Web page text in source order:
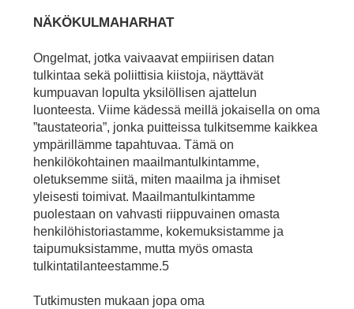
NÄKÖKULMAHARHAT
Ongelmat, jotka vaivaavat empiirisen datan
tulkintaa sekä poliittisia kiistoja, näyttävät
kumpuavan lopulta yksilöllisen ajattelun
luonteesta. Viime kädessä meillä jokaisella on oma
”taustateoria”, jonka puitteissa tulkitsemme kaikkea
ympärillämme tapahtuvaa. Tämä on
henkilökohtainen maailmantulkintamme,
oletuksemme siitä, miten maailma ja ihmiset
yleisesti toimivat. Maailmantulkintamme
puolestaan on vahvasti riippuvainen omasta
henkilöhistoriastamme, kokemuksistamme ja
taipumuksistamme, mutta myös omasta
tulkintatilanteestamme.5
Tutkimusten mukaan jopa oma